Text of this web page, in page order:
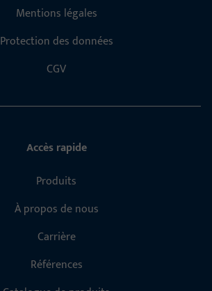
Mentions légales
Protection des données
CGV
Accès rapide
Produits
À propos de nous
Carrière
Références